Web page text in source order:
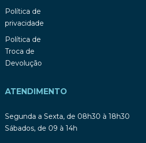
Política de
privacidade
Política de
Troca de
Devolução
ATENDIMENTO
Segunda a Sexta, de 08h30 à 18h30
Sábados, de 09 à 14h